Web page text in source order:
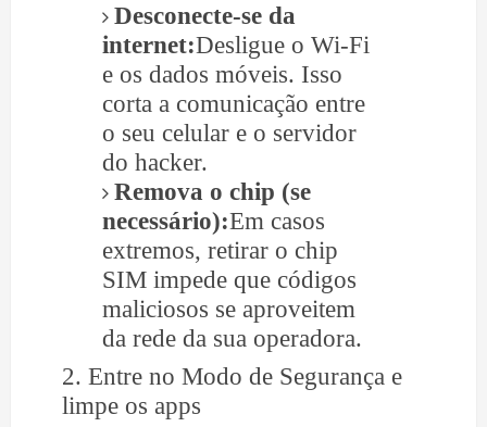
Desconecte-se da
internet:Desligue o Wi-Fi
e os dados móveis. Isso
corta a comunicação entre
o seu celular e o servidor
do hacker.
Remova o chip (se
necessário):Em casos
extremos, retirar o chip
SIM impede que códigos
maliciosos se aproveitem
da rede da sua operadora.
2. Entre no Modo de Segurança e
limpe os apps